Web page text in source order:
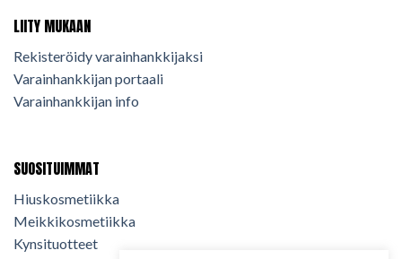
LIITY MUKAAN
Rekisteröidy varainhankkijaksi
Varainhankkijan portaali
Varainhankkijan info
SUOSITUIMMAT
Hiuskosmetiikka
Meikkikosmetiikka
Kynsituotteet